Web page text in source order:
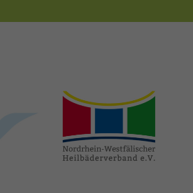
heilbaeder.de